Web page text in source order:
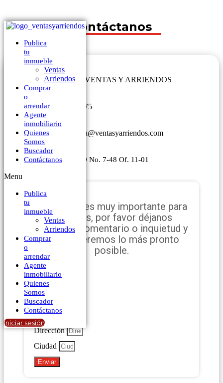
Publica
tu
inmueble
Ventas
Arriendos
Comprar
o
arrendar
Agente
inmobiliario
Quienes
Somos
Buscador
Contáctanos
Menu
Publica
tu
inmueble
Ventas
Arriendos
Comprar
o
arrendar
Agente
inmobiliario
Quienes
Somos
Buscador
Contáctanos
Iniciar sesión
Contáctanos
320 8306575
inmobiliaria@ventasyarriendos.com
Av Calle 19 No. 7-48 Of. 11-01
Tu opinión es muy importante para
nosotros, por favor déjanos
cualquier comentario o inquietud y
la resolveremos lo más pronto
posible.
Nombre
Teléfono
Email
Dirección
Ciudad
Enviar